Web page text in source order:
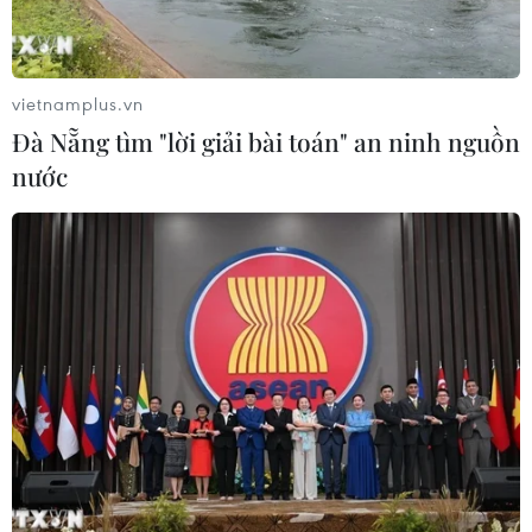
thành quốc gia biển mạnh
07/08/2026 22:30
Ngân hàng Trung ương Trung Quốc
mua thêm 20 tấn vàng trong tháng 7
07/08/2026 15:21
Xem thêm
CƠ QUAN CHỦ QUẢN: THÔNG TẤN XÃ VIỆT NAM
vietnamplus.vn
Đà Nẵng tìm "lời giải bài toán" an ninh nguồn
nước